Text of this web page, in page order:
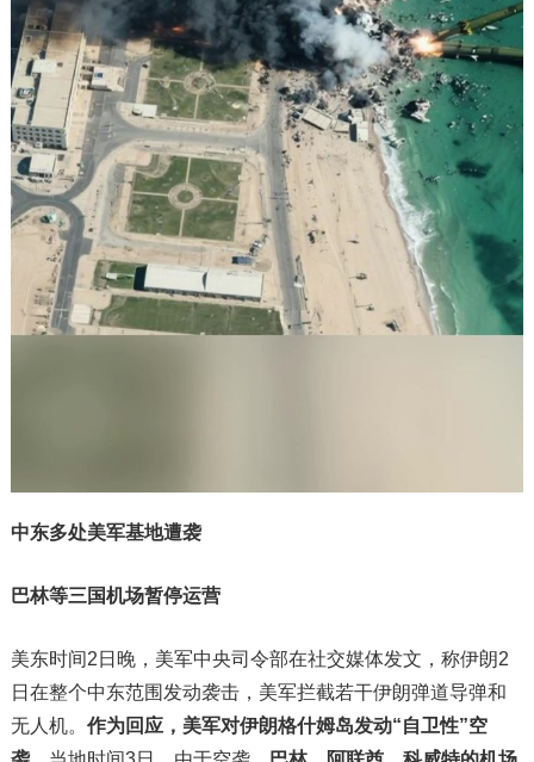
中东多处美军基地遭袭
巴林等三国机场暂停运营
美东时间2日晚，美军中央司令部在社交媒体发文，称伊朗2
日在整个中东范围发动袭击，美军拦截若干伊朗弹道导弹和
无人机。 作为回应，美军对伊朗格什姆岛发动“自卫性”空